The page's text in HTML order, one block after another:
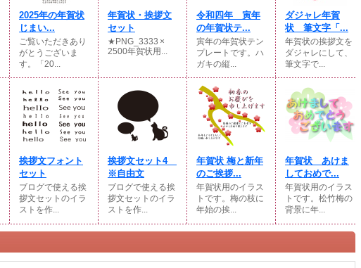
2025年の年賀状
じまい...
ご覧いただきあり
がとうございま
す。「20...
年賀状・挨拶文
セット
★PNG_3333 ×
2500年賀状用...
令和四年 寅年
の年賀状テ...
寅年の年賀状テン
プレートです。ハ
ガキの縦...
ダジャレ年賀
状 筆文字「...
年賀状の挨拶文を
ダジャレにして、
筆文字で...
挨拶文フォント
セット
ブログで使える挨
拶文セットのイラ
ストを作...
挨拶文セット4
※自由文
ブログで使える挨
拶文セットのイラ
ストを作...
年賀状 梅と新年
のご挨拶...
年賀状用のイラス
トです。梅の枝に
年始の挨...
年賀状 あけま
しておめで...
年賀状用のイラス
トです。松竹梅の
背景に年...